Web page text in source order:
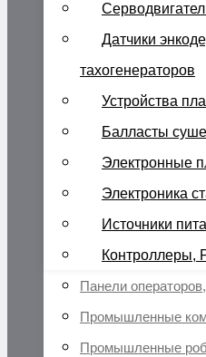
Датчики
тахогенераторов
Устройства
Балласты
Электронные
Электроника
Источники
Контроллеры,
Панели
Промышленные
Промышленные